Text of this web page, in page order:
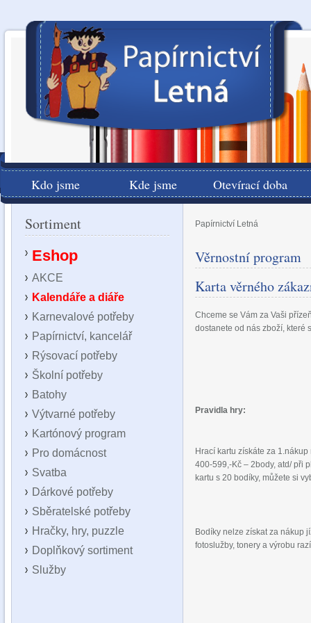
Kdo jsme Kde jsme Otevírací doba
Papírnictví Letná
Věrnostní program
Karta věrného
Chceme se Vám za Vaši
dostanete od nás zboží, které
Pravidla hry:
Hrací kartu získáte za
400-599,-Kč – 2body, atd/ při
kartu s 20 bodíky, můžete si
Bodíky nelze získat za nákup
fotoslužby, tonery a výrobu
Sortiment
Eshop
AKCE
Kalendáře a diáře
Karnevalové potřeby
Papírnictví, kancelář
Rýsovací potřeby
Školní potřeby
Batohy
Výtvarné potřeby
Kartónový program
Pro domácnost
Svatba
Dárkové potřeby
Sběratelské potřeby
Hračky, hry, puzzle
Doplňkový sortiment
Služby